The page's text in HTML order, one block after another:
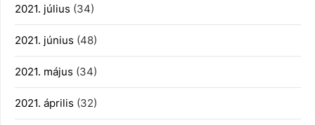
2021. július (34)
2021. június (48)
2021. május (34)
2021. április (32)